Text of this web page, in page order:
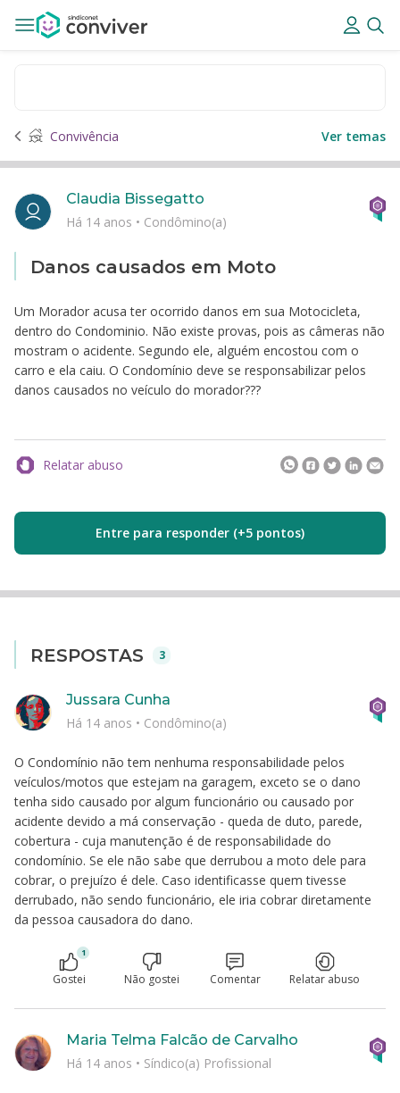
Convivência Ver temas
Danos causados em Moto
Um Morador acusa ter ocorrido danos em sua Motocicleta,
dentro do Condominio. Não existe provas, pois as câmeras não
mostram o acidente. Segundo ele, alguém encostou com o
carro e ela caiu. O Condomínio deve se responsabilizar pelos
danos causados no veículo do morador???
Claudia Bissegatto
Há 14 anos • Condômino(a)
Relatar abuso
Entre para responder (+5 pontos)
RESPOSTAS 3
O Condomínio não tem nenhuma responsabilidade pelos
veículos/motos que estejam na garagem, exceto se o dano
tenha sido causado por algum funcionário ou causado por
acidente devido a má conservação - queda de duto, parede,
cobertura - cuja manutenção é de responsabilidade do
condomínio. Se ele não sabe que derrubou a moto dele para
cobrar, o prejuízo é dele. Caso identificasse quem tivesse
derrubado, não sendo funcionário, ele iria cobrar diretamente
da pessoa causadora do dano.
Jussara Cunha
Há 14 anos • Condômino(a)
1
Gostei Não gostei Comentar Relatar abuso
Maria Telma Falcão de Carvalho
Há 14 anos • Síndico(a) Profissional